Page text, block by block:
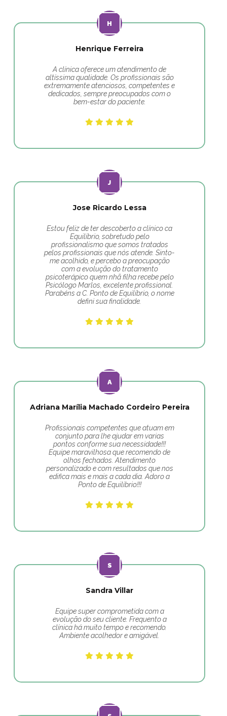
Henrique Ferreira
A clínica oferece um atendimento de
altíssima qualidade. Os profissionais são
extremamente atenciosos, competentes e
dedicados, sempre preocupados com o
bem-estar do paciente.
Jose Ricardo Lessa
Estou feliz de ter descoberto a clínico ca
Equilíbrio, sobretudo pelo
profissionalismo que somos tratados
pelos profissionais que nós atende. Sinto-
me acolhido, e percebo a preocupação
com a evolução do tratamento
psicoterápico quem nhã filha recebe pelo
Psicólogo Marlos, excelente profissional.
Parabéns a C. Ponto de Equilíbrio, o nome
defini sua finalidade.
Adriana Marília Machado Cordeiro Pereira
Profissionais competentes que atuam em
conjunto para lhe ajudar em varias
pontos conforme sua necessidade!!!
Equipe maravilhosa que recomendo de
olhos fechados. Atendimento
personalizado e com resultados que nos
edifica mais e mais a cada dia. Adoro a
Ponto de Equilíbrio!!!
Sandra Villar
Equipe super comprometida com a
evolução do seu cliente. Frequento a
clínica há muito tempo e recomendo.
Ambiente acolhedor e amigável.